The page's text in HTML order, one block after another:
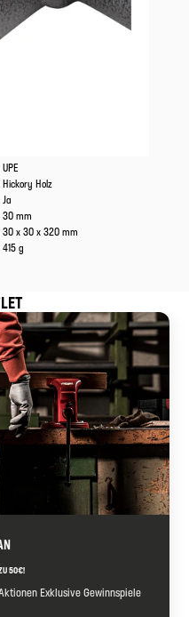
UPE
Hickory Holz
Ja
30 mm
30 x 30 x 320 mm
415 g
50€!
Exklusive Gewinnspiele